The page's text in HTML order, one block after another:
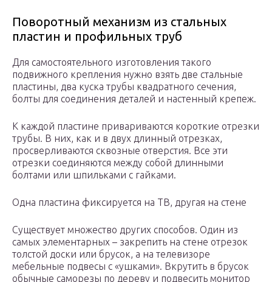
Поворотный механизм из стальных
пластин и профильных труб
Для самостоятельного изготовления такого
подвижного крепления нужно взять две стальные
пластины, два куска трубы квадратного сечения,
болты для соединения деталей и настенный крепеж.
К каждой пластине привариваются короткие отрезки
трубы. В них, как и в двух длинный отрезках,
просверливаются сквозные отверстия. Все эти
отрезки соединяются между собой длинными
болтами или шпильками с гайками.
Одна пластина фиксируется на ТВ, другая на стене
Существует множество других способов. Один из
самых элементарных – закрепить на стене отрезок
толстой доски или брусок, а на телевизоре
мебельные подвесы с «ушками». Вкрутить в брусок
обычные саморезы по дереву и подвесить монитор